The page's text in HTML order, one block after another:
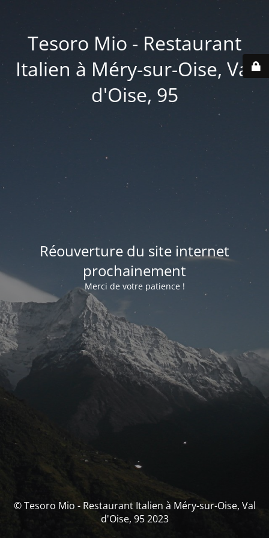
Tesoro Mio - Restaurant
Italien à Méry-sur-Oise, Val
d'Oise, 95
Réouverture du site internet
prochainement
Merci de votre patience !
© Tesoro Mio - Restaurant Italien à Méry-sur-Oise, Val
d'Oise, 95 2023